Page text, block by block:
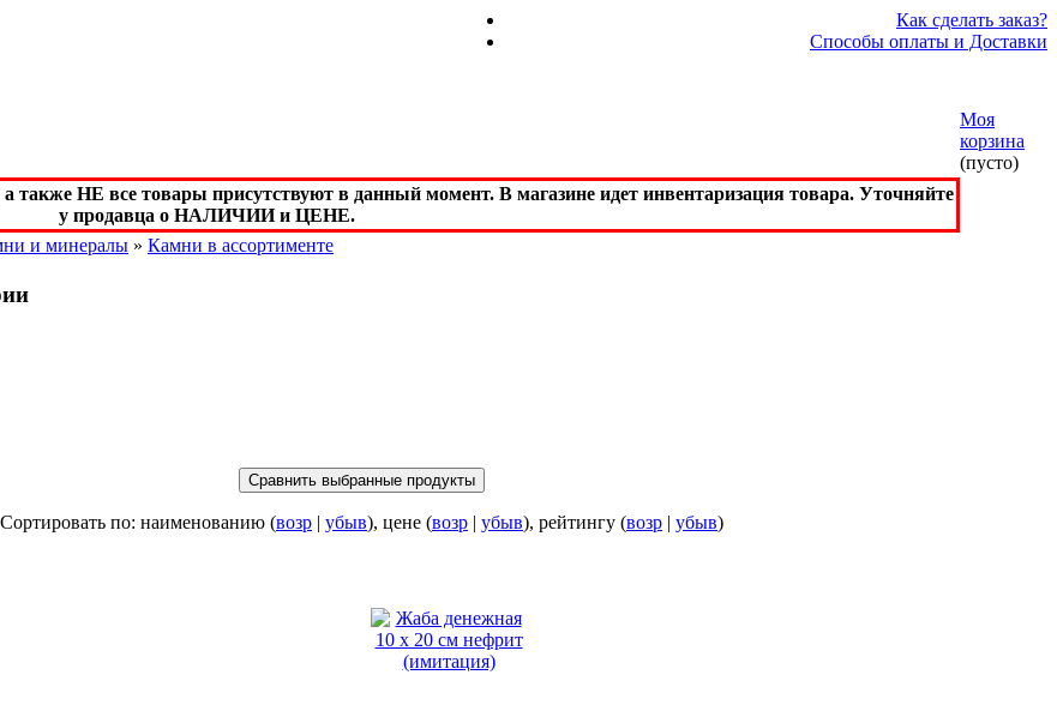
Как сделать заказ?
Способы оплаты и Доставки
НЕ все товары присутствуют в данный момент. В магазине идет инвентаризация товара. Уточняйте
у продавца о НАЛИЧИИ и ЦЕНЕ.
Моя
корзина
(пусто)
и минералы » Камни в ассортименте
Сортировать по: наименованию (возр | убыв), цене (возр | убыв), рейтингу (возр | убыв)